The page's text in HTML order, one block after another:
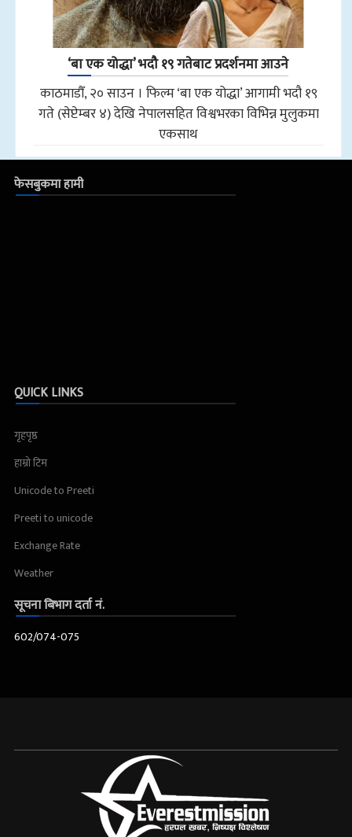
‘बा एक योद्धा’ भदौ १९ गतेबाट प्रदर्शनमा आउने
काठमाडौँ, २० साउन । फिल्म ‘बा एक योद्धा’ आगामी भदौ १९
गते (सेप्टेम्बर ४) देखि नेपालसहित विश्वभरका विभिन्न मुलुकमा
एकसाथ
फेसबुकमा हामी
QUICK LINKS
गृहपृष्ठ
हाम्रो टिम
Unicode to Preeti
Preeti to unicode
Exchange Rate
Weather
सूचना बिभाग दर्ता नं.
602/074-075